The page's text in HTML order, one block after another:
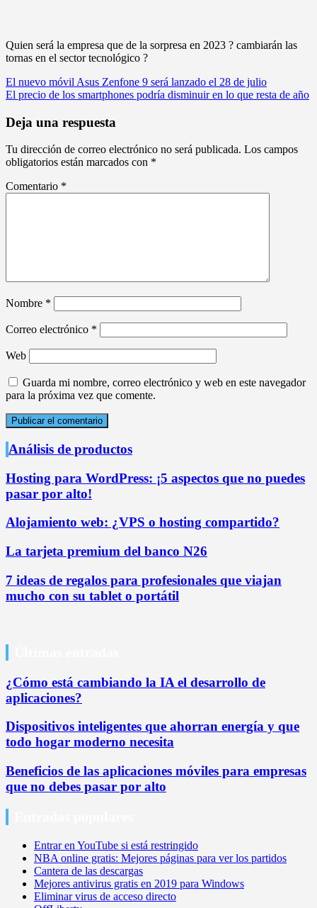
Quien será la empresa que de la sorpresa en 2023 ? cambiarán las
tornas en el sector tecnológico ?
Navegación
de
entradas
El nuevo móvil Asus Zenfone 9 será lanzado el 28 de julio
El precio de los smartphones podría disminuir en lo que resta de año
Deja una respuesta
Tu dirección de correo electrónico no será publicada. Los campos
obligatorios están marcados con *
Comentario *
Nombre *
Correo electrónico *
Web
Guarda mi nombre, correo electrónico y web en este navegador
para la próxima vez que comente.
Análisis de productos
Hosting para WordPress: ¡5 aspectos que no puedes
pasar por alto!
Alojamiento web: ¿VPS o hosting compartido?
La tarjeta premium del banco N26
7 ideas de regalos para profesionales que viajan
mucho con su tablet o portátil
¿Cómo está cambiando la IA el desarrollo de
aplicaciones?
Dispositivos inteligentes que ahorran energía y que
todo hogar moderno necesita
Beneficios de las aplicaciones móviles para empresas
que no debes pasar por alto
Entrar en YouTube si está restringido
NBA online gratis: Mejores páginas para ver los partidos
Cantera de las descargas
Mejores antivirus gratis en 2019 para Windows
Eliminar virus de acceso directo